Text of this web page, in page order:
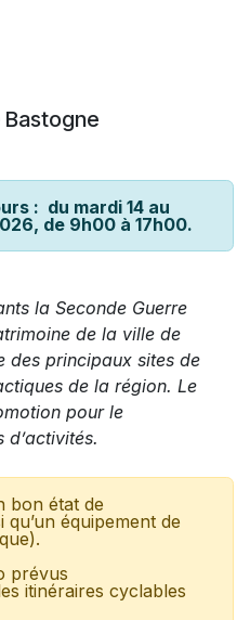
: du mardi 14 au
de 9h00 à 17h00.
la Seconde Guerre
de la ville de
des principaux sites de
de la région. Le
pour le
d’activités.
bon état de
équipement de
prévus
itinéraires cyclables